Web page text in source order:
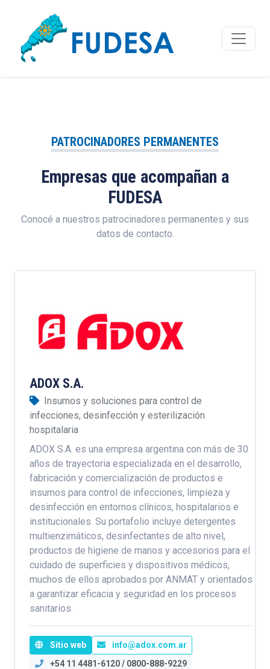
PATROCINADORES PERMANENTES
Empresas que acompañan a
FUDESA
Conocé a nuestros patrocinadores permanentes y sus
datos de contacto.
ADOX S.A.
Insumos y soluciones para control de
infecciones, desinfección y esterilización
hospitalaria
ADOX S.A. es una empresa argentina con más de 30
años de trayectoria especializada en el desarrollo,
fabricación y comercialización de productos e
insumos para control de infecciones, limpieza y
desinfección en entornos clínicos, hospitalarios e
institucionales. Su portafolio incluye detergentes
multienzimáticos, desinfectantes de alto nivel,
productos de higiene de manos y accesorios para el
cuidado de superficies y dispositivos médicos,
muchos de ellos aprobados por ANMAT y orientados
a garantizar eficacia y seguridad en los procesos
sanitarios.
Sitio web
info@adox.com.ar
+54 11 4481-6120 / 0800-888-9229